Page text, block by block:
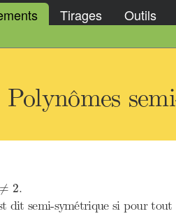
Tirages Outils
≠ 2
≠ 2 .
dit semi-symétrique si pour tout